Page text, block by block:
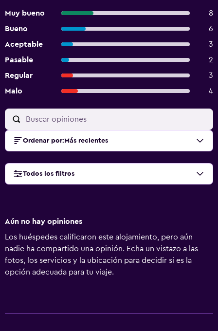
Muy bueno
8
Bueno
6
Aceptable
3
Pasable
2
Regular
3
Malo
4
Ordenar por: Más recientes
Todos los filtros
Aún no hay opiniones
Los huéspedes calificaron este alojamiento, pero aún
nadie ha compartido una opinión. Echa un vistazo a las
fotos, los servicios y la ubicación para decidir si es la
opción adecuada para tu viaje.